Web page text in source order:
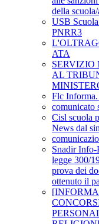
della
USB
PNRR3
ATA
SERVIZIO
AL
Flc
comunicato
Cisl scuola
News dal
Snadir Info-
legge 300/
prova dei
ottenuto il